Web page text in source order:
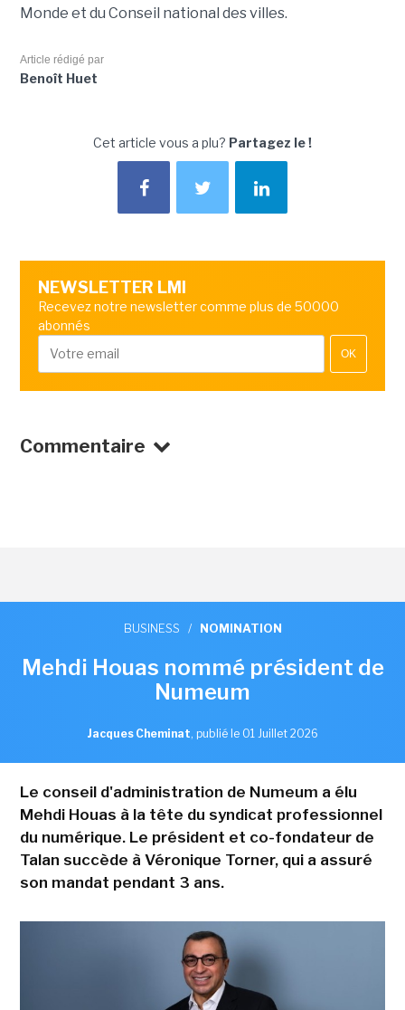
Monde et du Conseil national des villes.
Article rédigé par
Benoît Huet
Cet article vous a plu? Partagez le !
NEWSLETTER LMI
Recevez notre newsletter comme plus de 50000
abonnés
OK
Commentaire
BUSINESS / NOMINATION
Mehdi Houas nommé président de
Numeum
Jacques Cheminat, publié le 01 Juillet 2026
Le conseil d'administration de Numeum a élu
Mehdi Houas à la tête du syndicat professionnel
du numérique. Le président et co-fondateur de
Talan succède à Véronique Torner, qui a assuré
son mandat pendant 3 ans.